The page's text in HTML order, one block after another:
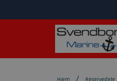
Hjem Reservedele